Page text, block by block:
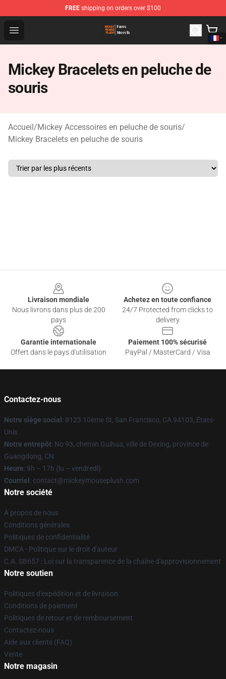
FREE shipping on orders over $100
Open menu
Mickey Mouse Plush Shop - The Best Store of Mickey
Mickey Bracelets en peluche de
souris
Accueil/Mickey Accessoires en peluche de souris/
Mickey Bracelets en peluche de souris
Livraison mondiale
Nous livrons dans plus de 200
pays
Achetez en toute confiance
24/7 Protected from clicks to
delivery
Garantie internationale
Offert dans le pays d'utilisation
Paiement 100% sécurisé
PayPal / MasterCard / Visa
Contactez-nous
Notre siège social : 8123 10ème St, San Francisco, CA 94103, États-
Unis
Notre entrepôt: No 93, chemin Guihua, ville de Dexing, province de
Guangdong, CN
Heure: 9h – 17h (lu – vendredi)
Courriel : contact@mickeymouseplush.com
Notre société
À propos de nous
Conditions générales
Politiques de confidentialité
DMCA - Politique sur le droit d'auteur
C.A. SB657 : Loi sur la transparence de la chaîne d'approvisionnement
Notre soutien
Politiques d'expédition et de livraison
Conditions de paiement
Politiques de retour et de remboursement
Contactez-nous
Aide aux clients (FAQ)
Vente
Notre magasin